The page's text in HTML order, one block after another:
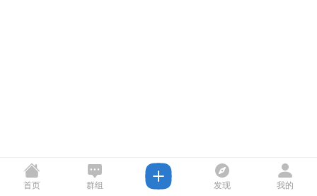
首页 群组 发现 我的